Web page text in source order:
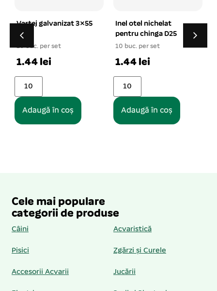
Inel otel nichelat
10 buc. per set
1.44 lei
Adaugă în coș
Zgarda piele cu tinte
ascutite 4×70 cm
1 buc. per set
26.92 lei
Adaugă în coș
Cele mai populare
categorii de produse
Câini Acvaristică
Pisici Zgărzi și Curele
Accesorii Acvarii Jucării